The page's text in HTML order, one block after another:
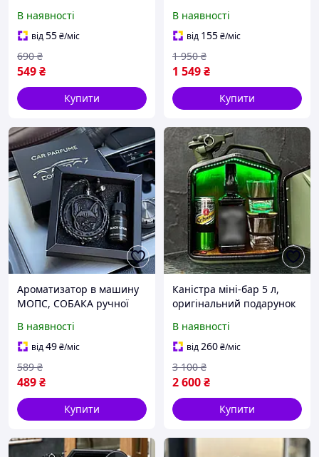
В наявності
від55₴/міс
549₴
690 ₴
Купити
набір
В наявності
від 155₴/міс
1 549₴
1 950 ₴
Купити
Ароматизатор в машину
МОПС, СОБАКА ручної
чоловікові
В наявності
від49₴/міс
489₴
589 ₴
Купити
Каністра міні-бар 5 л,
оригінальний подарунок
татові
В наявності
від260₴/міс
2 600₴
3 100 ₴
Купити